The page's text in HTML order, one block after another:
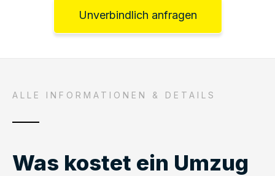
Unverbindlich anfragen
ALLE INFORMATIONEN & DETAILS
Was kostet ein Umzug